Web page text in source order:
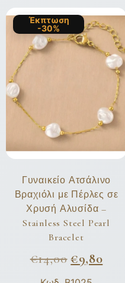
Έκπτωση
-30%
Γυναικείο Ατσάλινο
Βραχιόλι με Πέρλες σε
Χρυσή Αλυσίδα –
Stainless Steel Pearl
Bracelet
€14,00 €9,80